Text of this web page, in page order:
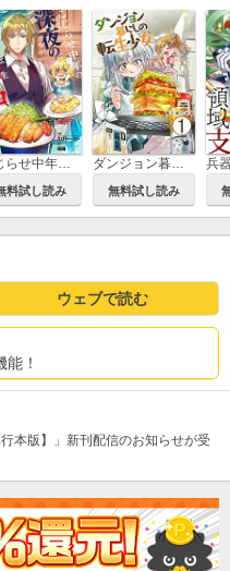
こじらせ中年の深夜の異世界転生飯テロ探訪記【電子単行本版】
料試し読み
ダンジョン暮らしの転生少女【電子単行本版】
無料試し読み
ウェブで読む
！
本版】」新刊配信のお知らせが受